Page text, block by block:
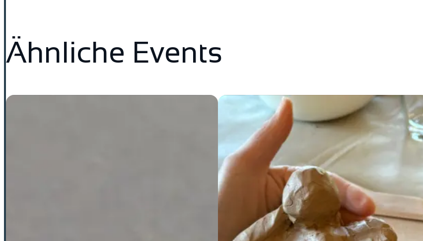
Ähnliche Events